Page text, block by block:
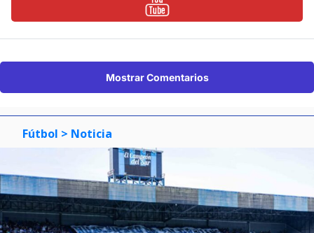
Mostrar Comentarios
Fútbol > Noticia